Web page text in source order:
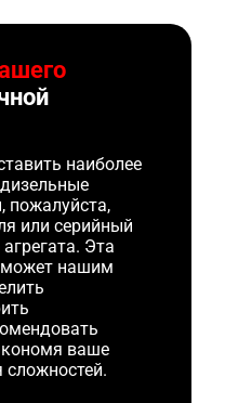
наиболее
пожалуйста,
или серийный
Эта
нашим
ваше
сложностей.